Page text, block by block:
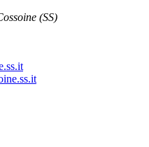
(SS)